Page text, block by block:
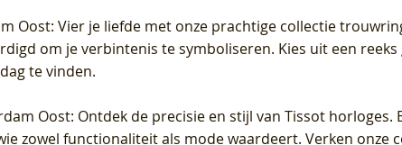
Oost: Vier je liefde met onze prachtige collectie
om je verbintenis te symboliseren. Kies uit een
te vinden.
Oost: Ontdek de precisie en stijl van Tissot
zowel functionaliteit als mode waardeert. Verken